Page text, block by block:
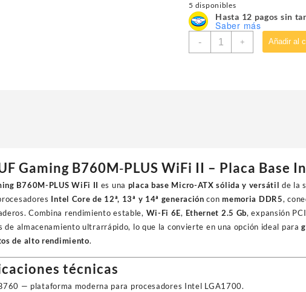
5 disponibles
Hasta 12 pagos sin
Saber más
-
MOTHERBOARD
cantidad
+ Añadir al
Gaming B760M‑PLUS WiFi II – Placa Base
B760M-PLUS WiFi II es una placa base Micro-ATX sólida y versátil de la
Intel Core de 12ª, 13ª y 14ª generación conmemoria DDR5,
Combina rendimiento estable, Wi-Fi 6E, Ethernet 2.5 Gb, expansión
de almacenamiento ultrarrápido, lo que la convierte en una opción ideal para
de alto rendimiento.
técnicas
— plataforma moderna para procesadores Intel LGA1700.